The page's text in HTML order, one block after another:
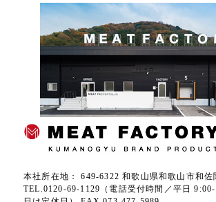
本社所在地： 649-6322 和歌山県和歌山市和佐
TEL.0120-69-1129（電話受付時間／平日